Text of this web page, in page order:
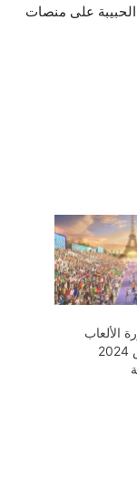
على منصات
الألعاب
الأولمبية باريس 2024